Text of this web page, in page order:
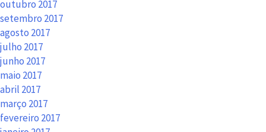
outubro 2017
setembro 2017
agosto 2017
julho 2017
junho 2017
maio 2017
abril 2017
março 2017
fevereiro 2017